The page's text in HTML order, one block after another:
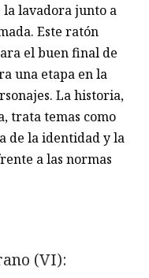
la lavadora junto a
Este ratón
el buen final de
una etapa en la
La historia,
trata temas como
de la identidad y la
a las normas
(VI):